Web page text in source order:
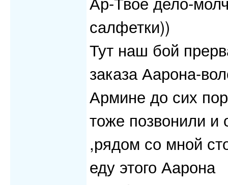
салфетки))
Тут наш бой
заказа Аарона-
Армине до сих
тоже позвонили
,рядом со мной
еду этого Аарона